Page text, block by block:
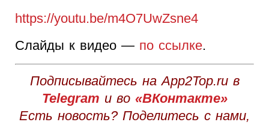
https://youtu.be/m4O7UwZsne4
Слайды к видео — по ссылке.
Подписывайтесь на App2Top.ru в
Telegram и во «ВКонтакте»
Есть новость? Поделитесь с нами,